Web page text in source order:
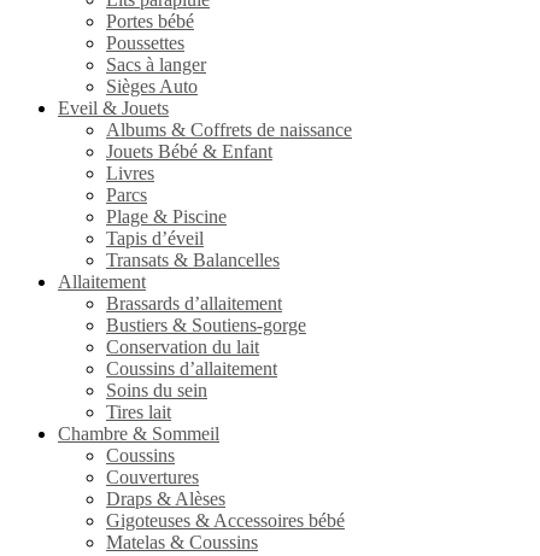
Portes bébé
Poussettes
Sacs à langer
Sièges Auto
Eveil & Jouets
Albums & Coffrets de naissance
Jouets Bébé & Enfant
Livres
Parcs
Plage & Piscine
Tapis d’éveil
Transats & Balancelles
Allaitement
Brassards d’allaitement
Bustiers & Soutiens-gorge
Conservation du lait
Coussins d’allaitement
Soins du sein
Tires lait
Chambre & Sommeil
Coussins
Couvertures
Draps & Alèses
Gigoteuses & Accessoires bébé
Matelas & Coussins